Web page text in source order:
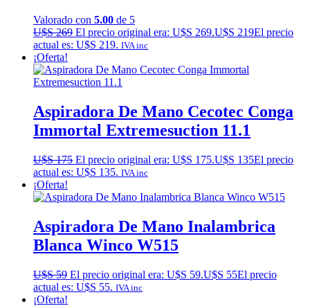
Valorado con 5.00 de 5
U$S269 El precio original era: U$S 269.U$S 219El precio
actual es: U$S 219. IVA inc
¡Oferta!
Aspiradora De Mano Cecotec Conga
Immortal Extremesuction 11.1
U$S175 El precio original era: U$S 175.U$S 135El precio
actual es: U$S 135. IVA inc
¡Oferta!
Aspiradora De Mano Inalambrica
Blanca Winco W515
U$S59 El precio original era: U$S 59.U$S 55El precio
actual es: U$S 55. IVA inc
¡Oferta!